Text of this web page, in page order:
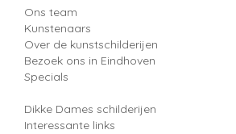
Ons team
Kunstenaars
Over de kunstschilderijen
Bezoek ons in Eindhoven
Specials
Dikke Dames schilderijen
Interessante links